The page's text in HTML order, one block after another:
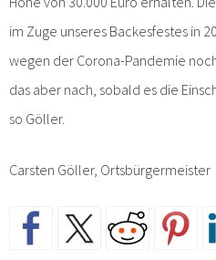
im Zuge unseres Backesfestes in
wegen der Corona-Pandemie
das aber nach, sobald es die
so Göller.
Carsten Göller, Ortsbürgermeister